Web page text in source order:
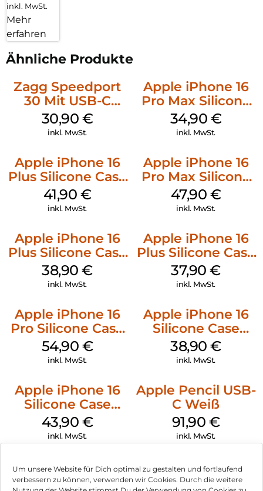
Um unsere Website für Dich optimal zu gestalten und fortlaufend
verbessern zu können, verwenden wir Cookies. Durch die weitere
inkl. MwSt.
Mehr
erfahren
Ähnliche Produkte
Zagg Speedport
30 Mit USB-C
Kabel Weiß
30,90 €
inkl. MwSt.
Apple iPhone 16
Pro Max Silicone
Case MagSafe
Denim
34,90 €
inkl. MwSt.
Apple iPhone 16
Plus Silicone Case
MagSafe Stone
Gray
41,90 €
inkl. MwSt.
Apple iPhone 16
Pro Max Silicone
Case MagSafe
Black
47,90 €
inkl. MwSt.
Apple iPhone 16
Plus Silicone Case
MagSafe Denim
38,90€
inkl. MwSt.
Apple iPhone 16
Plus Silicone Case
MagSafe Lake
Green
37,90€
inkl. MwSt.
Apple iPhone 16
Pro Silicone Case
MagSafe Black
54,90 €
inkl. MwSt.
Apple iPhone 16
Silicone Case
MagSafe
Ultramarine
38,90€
inkl. MwSt.
Apple iPhone 16
Silicone Case
MagSafe Plum
43,90 €
inkl. MwSt.
Apple Pencil USB-
C Weiß
91,90 €
inkl. MwSt.